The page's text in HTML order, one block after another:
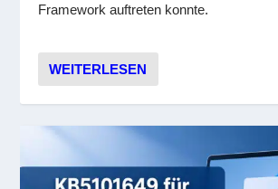
Framework auftreten konnte.
WEITERLESEN